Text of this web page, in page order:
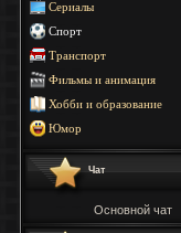
Сериалы
Спорт
Транспорт
Фильмы и анимация
Хобби и образование
Юмор
Чат
Основной чат